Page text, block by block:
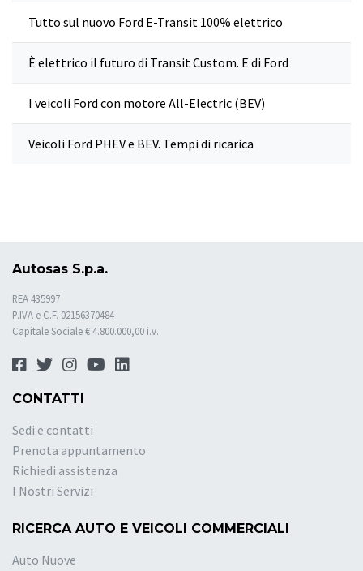
Tutto sul nuovo Ford E-Transit 100% elettrico
È elettrico il futuro di Transit Custom. E di Ford
I veicoli Ford con motore All-Electric (BEV)
Veicoli Ford PHEV e BEV. Tempi di ricarica
Autosas S.p.a.
REA 435997
P.IVA e C.F. 02156370484
Capitale Sociale € 4.800.000,00 i.v.
CONTATTI
Sedi e contatti
Prenota appuntamento
Richiedi assistenza
I Nostri Servizi
RICERCA AUTO E VEICOLI COMMERCIALI
Auto Nuove